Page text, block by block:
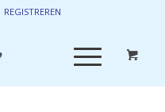
REGISTREREN